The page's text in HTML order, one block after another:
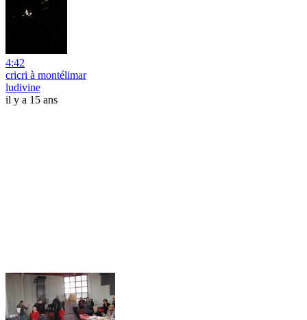
4:42
cricri à montélimar
ludivine
il y a 15 ans